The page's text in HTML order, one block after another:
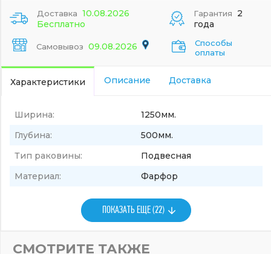
Доставка 10.08.2026
Бесплатно
Самовывоз 09.08.2026
Гарантия
2
года
Способы
оплаты
Характеристики Описание Доставка
Ширина:
1250мм.
Глубина:
500мм.
Тип раковины:
Подвесная
Материал:
Фарфор
ПОКАЗАТЬ ЕЩЕ (22)
СМОТРИТЕ ТАКЖЕ